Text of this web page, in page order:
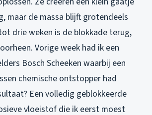
maar de massa blijft grotendeels
drie weken is de blokkade terug,
Vorige week had ik een
Bosch Scheeken waarbij een
chemische ontstopper had
Een volledig geblokkeerde
vloeistof die ik eerst moest